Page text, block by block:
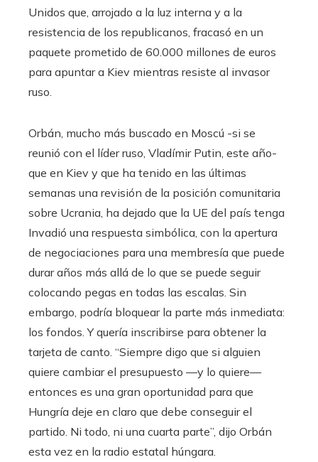
Unidos que, arrojado a la luz interna y a la
resistencia de los republicanos, fracasó en un
paquete prometido de 60.000 millones de euros
para apuntar a Kiev mientras resiste al invasor
ruso.
Orbán, mucho más buscado en Moscú -si se
reunió con el líder ruso, Vladímir Putin, este año-
que en Kiev y que ha tenido en las últimas
semanas una revisión de la posición comunitaria
sobre Ucrania, ha dejado que la UE del país tenga
Invadió una respuesta simbólica, con la apertura
de negociaciones para una membresía que puede
durar años más allá de lo que se puede seguir
colocando pegas en todas las escalas. Sin
embargo, podría bloquear la parte más inmediata:
los fondos. Y quería inscribirse para obtener la
tarjeta de canto. “Siempre digo que si alguien
quiere cambiar el presupuesto —y lo quiere—
entonces es una gran oportunidad para que
Hungría deje en claro que debe conseguir el
partido. Ni todo, ni una cuarta parte”, dijo Orbán
esta vez en la radio estatal húngara.